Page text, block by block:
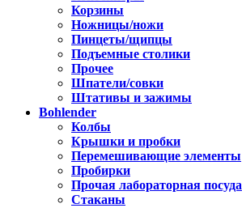
Корзины
Ножницы/ножи
Пинцеты/щипцы
Подъемные столики
Прочее
Шпатели/совки
Штативы и зажимы
Bohlender
Колбы
Крышки и пробки
Перемешивающие элементы
Пробирки
Прочая лабораторная посуда
Стаканы